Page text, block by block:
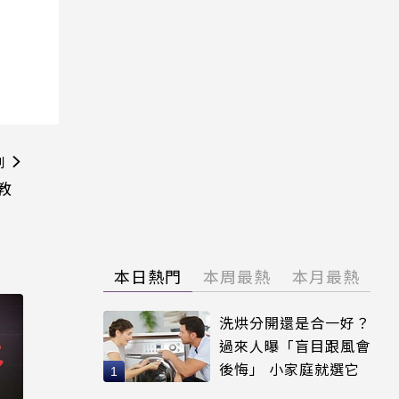
本日熱門 本周最熱 本月最熱
洗烘分開還是合一好？
過來人曝「盲目跟風會
後悔」 小家庭就選它